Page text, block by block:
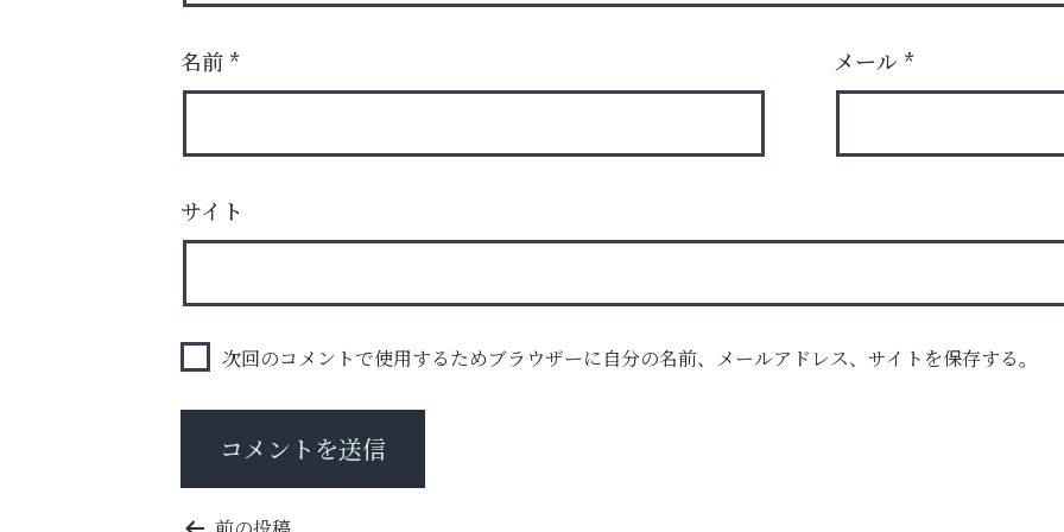
洋服お売りください！ 買取サービスは
名前 * メール *
サイト
次回のコメントで使用するためブラウザーに自分の名前、メールアドレス、サイトを保存する。